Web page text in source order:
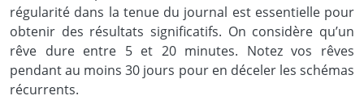
régularité dans la tenue du journal est essentielle pour
obtenir des résultats significatifs. On considère qu’un
rêve dure entre 5 et 20 minutes. Notez vos rêves
pendant au moins 30 jours pour en déceler les schémas
récurrents.